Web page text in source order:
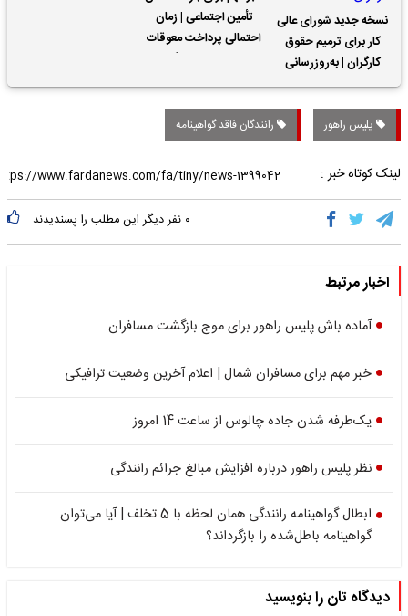
نسخه جدید شورای عالی
کار برای ترمیم حقوق
کارگران | به‌روزرسانی
کمک‌های معیشتی برای
کارگران
تأمین اجتماعی | زمان
احتمالی پرداخت معوقات
پلیس راهور رانندگان فاقد گواهینامه
لینک کوتاه خبر :
۰ نفر دیگر این مطلب را پسندیدند
اخبار مرتبط
آماده باش پلیس راهور برای موج بازگشت مسافران
خبر مهم برای مسافران شمال | اعلام آخرین وضعیت ترافیکی
یک‌طرفه شدن جاده چالوس از ساعت 14 امروز
نظر پلیس راهور درباره افزایش مبالغ جرائم رانندگی
ابطال گواهینامه رانندگی همان لحظه با 5 تخلف | آیا می‌توان
گواهینامه باطل‌شده را بازگرداند؟
دیدگاه تان را بنویسید